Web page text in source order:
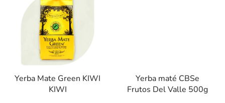
hviezdičiek.
Yerba Mate Green KIWI
KIWI
Yerba maté CBSe
Frutos Del Valle 500g